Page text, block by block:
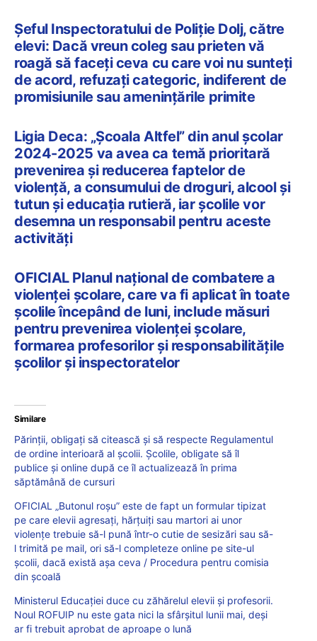
Șeful Inspectoratului de Poliție Dolj, către
elevi: Dacă vreun coleg sau prieten vă
roagă să faceți ceva cu care voi nu sunteți
de acord, refuzați categoric, indiferent de
promisiunile sau amenințările primite
Ligia Deca: „Școala Altfel” din anul școlar
2024-2025 va avea ca temă prioritară
prevenirea și reducerea faptelor de
violență, a consumului de droguri, alcool și
tutun și educația rutieră, iar școlile vor
desemna un responsabil pentru aceste
activități
OFICIAL Planul național de combatere a
violenței școlare, care va fi aplicat în toate
școlile începând de luni, include măsuri
pentru prevenirea violenței școlare,
formarea profesorilor și responsabilitățile
școlilor și inspectoratelor
Similare
Părinții, obligați să citească și să respecte Regulamentul
de ordine interioară al școlii. Școlile, obligate să îl
publice și online după ce îl actualizează în prima
săptămână de cursuri
OFICIAL „Butonul roșu” este de fapt un formular tipizat
pe care elevii agresați, hărțuiți sau martori ai unor
violențe trebuie să-l pună într-o cutie de sesizări sau să-
l trimită pe mail, ori să-l completeze online pe site-ul
școlii, dacă există așa ceva / Procedura pentru comisia
din școală
Ministerul Educației duce cu zăhărelul elevii și profesorii.
Noul ROFUIP nu este gata nici la sfârșitul lunii mai, deși
ar fi trebuit aprobat de aproape o lună